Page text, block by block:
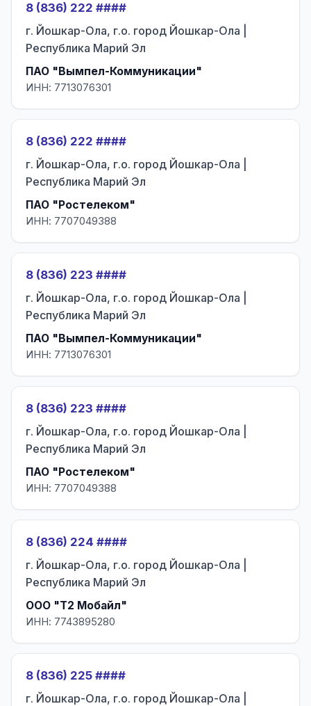
8 (836) 222 ####
г. Йошкар-Ола, г.о. город Йошкар-Ола |
Республика Марий Эл
ПАО "Вымпел-Коммуникации"
ИНН: 7713076301
8 (836) 222 ####
г. Йошкар-Ола, г.о. город Йошкар-Ола |
Республика Марий Эл
ПАО "Ростелеком"
ИНН: 7707049388
8 (836) 223 ####
г. Йошкар-Ола, г.о. город Йошкар-Ола |
Республика Марий Эл
ПАО "Вымпел-Коммуникации"
ИНН: 7713076301
8 (836) 223 ####
г. Йошкар-Ола, г.о. город Йошкар-Ола |
Республика Марий Эл
ПАО "Ростелеком"
ИНН: 7707049388
8 (836) 224 ####
г. Йошкар-Ола, г.о. город Йошкар-Ола |
Республика Марий Эл
ООО "Т2 Мобайл"
ИНН: 7743895280
8 (836) 225 ####
г. Йошкар-Ола, г.о. город Йошкар-Ола |